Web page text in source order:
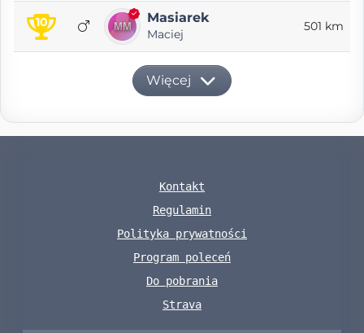
10 Masiarek
Maciej
501 km
Więcej
Kontakt
Regulamin
Polityka prywatności
Program poleceń
Do pobrania
Strava